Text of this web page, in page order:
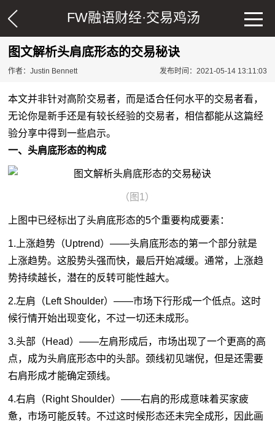
FW融语财经·交易鸡汤
图文解析头肩底形态的交易秘诀
作者：Justin Bennett 发布时间：2021-05-14 13:11:03
本文并非针对高阶交易者，而是适合任何水平的交易者看，
无论你是新手还是有较长经验的交易者，相信都能从这篇经
验分享中得到一些启示。
一、头肩底形态的构成
（图1）
上图中已经标出了头肩底形态的5个重要构成要素：
1.上涨趋势（Uptrend）——头肩底形态的第一个部分就是
上涨趋势。这股势头强而快，最后开始减缓。通常，上涨趋
势持续越长，潜在的反转可能性越大。
2.左肩（Left Shoulder）——市场下行形成一个低点。这时
候行情开始出现变化，不过一切还未成形。
3.头部（Head）——左肩形成后，市场出现了一个更高的高
点，成为头肩底形态中的头部。颈线初见端倪，但是还需要
右肩形成才能确定颈线。
4.右肩（Right Shoulder）——右肩的形成意味着买家疲
惫，市场可能反转。不过这时候形态还未完全成形，因此画